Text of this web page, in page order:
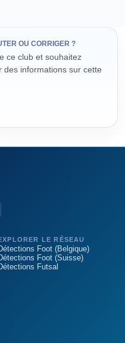
OU CORRIGER ?
ce club et souhaitez
informations sur cette
LE RÉSEAU
Foot (Belgique)
Foot (Suisse)
Futsal